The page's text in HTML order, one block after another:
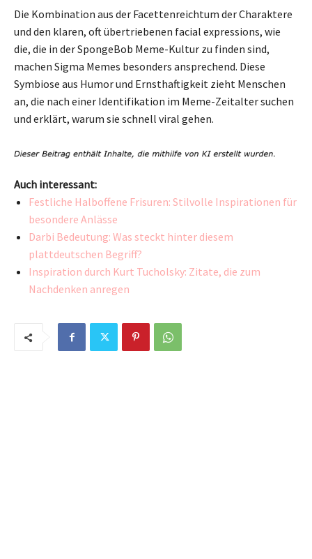
Die Kombination aus der Facettenreichtum der Charaktere
und den klaren, oft übertriebenen facial expressions, wie
die, die in der SpongeBob Meme-Kultur zu finden sind,
machen Sigma Memes besonders ansprechend. Diese
Symbiose aus Humor und Ernsthaftigkeit zieht Menschen
an, die nach einer Identifikation im Meme-Zeitalter suchen
und erklärt, warum sie schnell viral gehen.
Auch interessant:
Festliche Halboffene Frisuren: Stilvolle Inspirationen für
besondere Anlässe
Darbi Bedeutung: Was steckt hinter diesem
plattdeutschen Begriff?
Inspiration durch Kurt Tucholsky: Zitate, die zum
Nachdenken anregen